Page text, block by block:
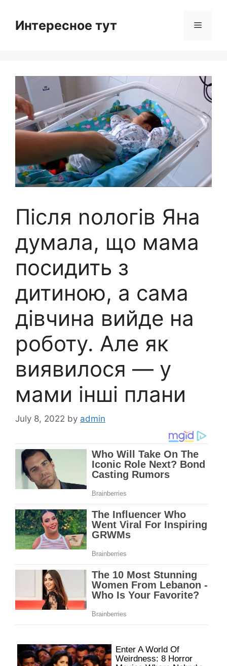
contentИнтересное тут Menu
Після nологів Яна
думала, що мама
посидить з
дитиною, а сама
дівчина вийде на
роботу. Але як
виявилося — у
мами інші плани
July 8, 2022 by admin